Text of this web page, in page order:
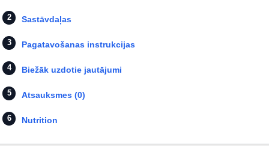
Sastāvdaļas
Pagatavošanas instrukcijas
Biežāk uzdotie jautājumi
Atsauksmes (0)
Nutrition